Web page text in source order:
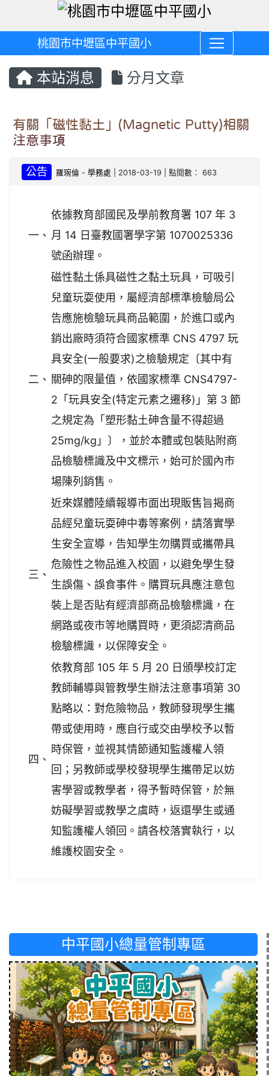
桃園市中壢區中平國小
本站消息 分月文章
有關「磁性黏土」(Magnetic Putty)相關
注意事項
公告 羅琬倫 -學務處 | 2018-03-19 | 點閱數： 663
一、
依據教育部國民及學前教育署 107 年 3
月 14 日臺教國署學字第 1070025336
號函辦理。
二、
磁性黏土係具磁性之黏土玩具，可吸引
兒童玩耍使用，屬經濟部標準檢驗局公
告應施檢驗玩具商品範圍，於進口或內
銷出廠時須符合國家標準 CNS 4797 玩
具安全(一般要求)之檢驗規定〔其中有
關砷的限量值，依國家標準 CNS4797-
2「玩具安全(特定元素之遷移)」第 3 節
之規定為「塑形黏土砷含量不得超過
25mg/kg」〕，並於本體或包裝貼附商
品檢驗標識及中文標示，始可於國內市
場陳列銷售。
三、
近來媒體陸續報導市面出現販售旨揭商
品經兒童玩耍砷中毒等案例，請落實學
生安全宣導，告知學生勿購買或攜帶具
危險性之物品進入校園，以避免學生發
生誤傷、誤食事件。購買玩具應注意包
裝上是否貼有經濟部商品檢驗標識，在
網路或夜市等地購買時，更須認清商品
檢驗標識，以保障安全。
四、
依教育部 105 年 5 月 20 日頒學校訂定
教師輔導與管教學生辦法注意事項第 30
點略以：對危險物品，教師發現學生攜
帶或使用時，應自行或交由學校予以暫
時保管，並視其情節通知監護權人領
回；另教師或學校發現學生攜帶足以妨
害學習或教學者，得予暫時保管，於無
妨礙學習或教學之虞時，返還學生或通
知監護權人領回。請各校落實執行，以
維護校園安全。
中平國小總量管制專區